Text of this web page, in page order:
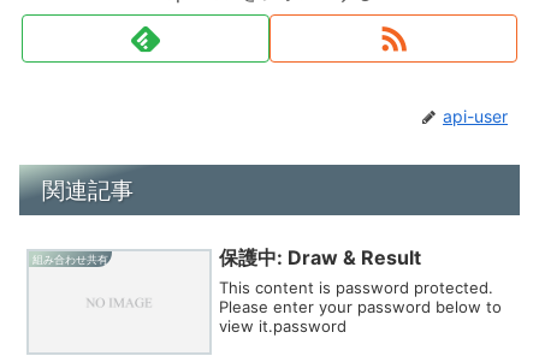
api-user
関連記事
組み合わせ共有 保護中: Draw & Result
This content is password protected.
Please enter your password below to
view it.password